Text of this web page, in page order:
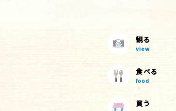
観る
view
食べる
food
買う